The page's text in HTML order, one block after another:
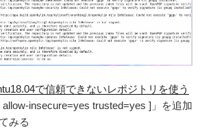
で信頼できないレポジトリを使う
insecure=yes trusted=yes ]」を追加
みる